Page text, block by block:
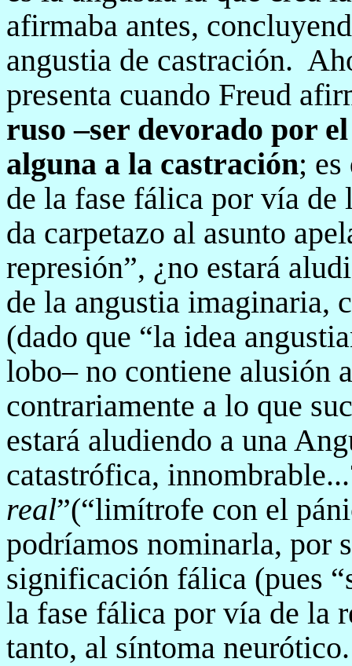
afirmaba antes,
angustia de castración.
presenta cuando Freud
ruso –ser devorado por
alguna a la castración;
de la fase fálica por vía de
da carpetazo al asunto
represión”, ¿no estará
de la angustia imaginaria,
(dado que “la idea
lobo– no contiene alusión
contrariamente a lo que
estará aludiendo a una
catastrófica,
real”(“limítrofe con el
podríamos nominarla, por
significación fálica (pues
la fase fálica por vía de la
tanto, al síntoma neurótico.